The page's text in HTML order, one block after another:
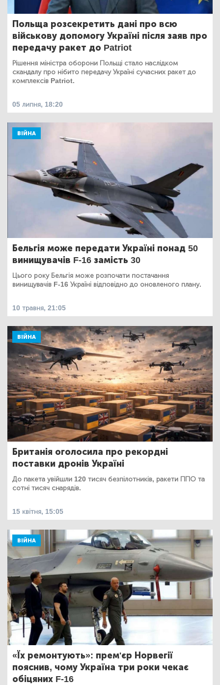
Польща розсекретить дані про всю
військову допомогу Україні після заяв про
передачу ракет до Patriot
Рішення міністра оборони Польщі стало наслідком
скандалу про нібито передачу Україні сучасних ракет до
комплексів Patriot.
05 липня, 18:20
ВІЙНА
Бельгія може передати Україні понад 50
винищувачів F-16 замість 30
Цього року Бельгія може розпочати постачання
винищувачів F-16 Україні відповідно до оновленого плану.
10 травня, 21:05
ВІЙНА
Британія оголосила про рекордні
поставки дронів Україні
До пакета увійшли 120 тисяч безпілотників, ракети ППО та
сотні тисяч снарядів.
15 квітня, 15:05
ВІЙНА
«Їх ремонтують»: прем'єр Норвегії
пояснив, чому Україна три роки чекає
обіцяних F-16